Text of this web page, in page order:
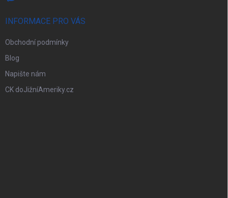
INFORMACE PRO VÁS
Obchodní podmínky
Blog
Napište nám
CK doJižníAmeriky.cz